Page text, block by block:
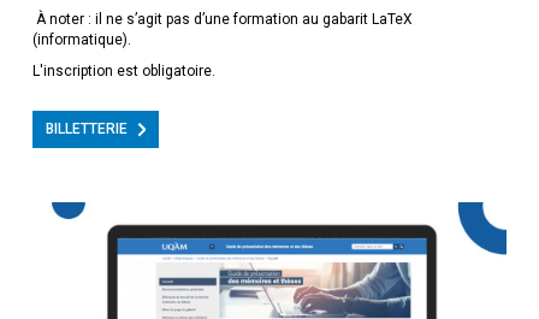
À noter : il ne s’agit pas d’une formation au gabarit LaTeX
(informatique).
L'inscription est obligatoire.
BILLETTERIE